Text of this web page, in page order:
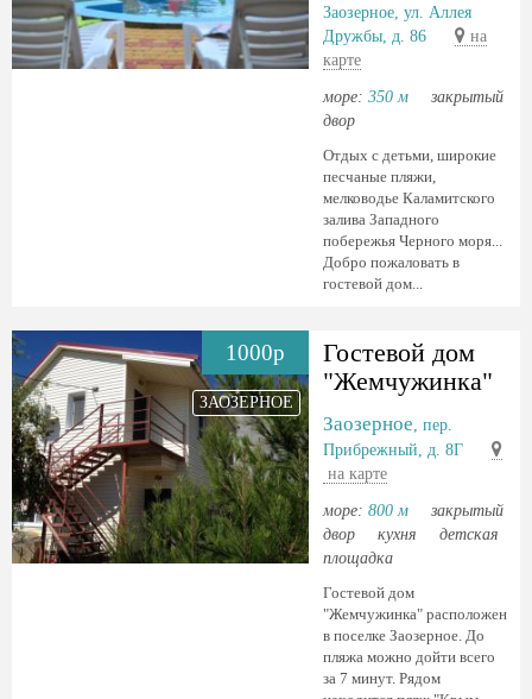
Заозерное, ул. Аллея
Дружбы, д. 86
на
карте
море: 350 м
закрытый
двор
Отдых с детьми, широкие
песчаные пляжи,
мелководье Каламитского
залива Западного
побережья Черного моря...
Добро пожаловать в
гостевой дом...
1000р
ЗАОЗЕРНОЕ
Гостевой дом
"Жемчужинка"
Заозерное, пер.
Прибрежный, д. 8Г
на карте
море: 800 м
закрытый
двор
кухня
детская
площадка
Гостевой дом
"Жемчужинка" расположен
в поселке Заозерное. До
пляжа можно дойти всего
за 7 минут. Рядом